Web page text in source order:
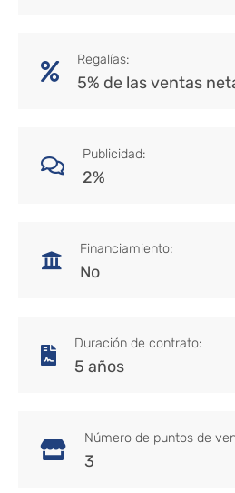
Regalías:
5% de las ventas
Publicidad:
2%
Financiamiento:
No
Duración de contrato:
5 años
Número de puntos de
3